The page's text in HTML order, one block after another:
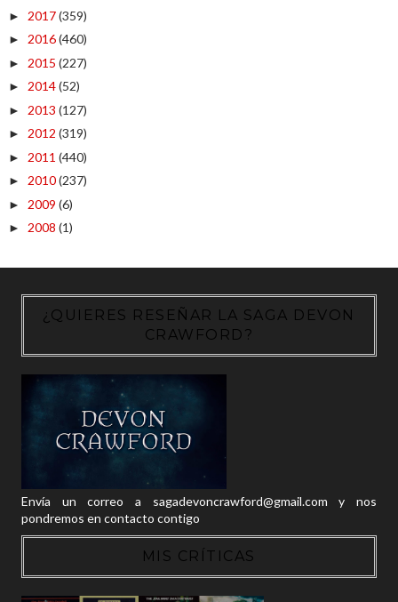
► 2017(359)
► 2016(460)
► 2015 (227)
► 2014(52)
► 2013 (127)
► 2012 (319)
► 2011 (440)
► 2010(237)
► 2009 (6)
► 2008 (1)
¿QUIERES RESEÑAR LA SAGA DEVON
CRAWFORD?
Envía un correo a sagadevoncrawford@gmail.com y nos
pondremos en contacto contigo
MIS CRÍTICAS